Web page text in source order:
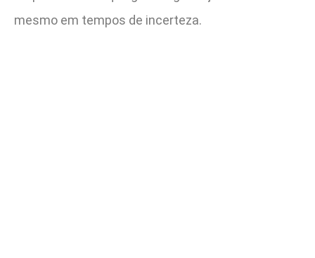
mesmo em tempos de incerteza.